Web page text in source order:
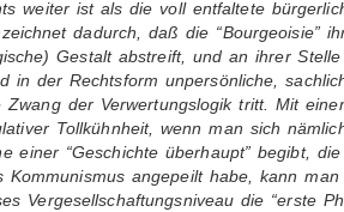
weiter ist als die voll entfaltete
dadurch, daß die “Bourgeoisie”
Gestalt abstreift, und an ihrer
in der Rechtsform unpersönliche,
Zwang der Verwertungslogik tritt. Mit
Tollkühnheit, wenn man sich
einer “Geschichte überhaupt” begibt,
Kommunismus angepeilt habe, kann
Vergesellschaftungsniveau die “erste